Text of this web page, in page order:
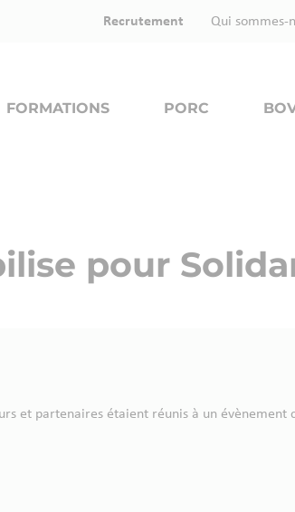
Recrutement Qui sommes-
FORMATIONS PORC
pour
et partenaires étaient réunis à un évènement